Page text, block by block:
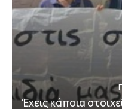
Έχεις κάποια